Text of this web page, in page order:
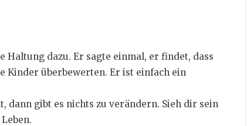
Haltung dazu. Er sagte einmal, er findet, dass
Kinder überbewerten. Er ist einfach ein
dann gibt es nichts zu verändern. Sieh dir sein